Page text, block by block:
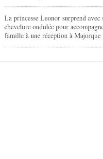
La princesse Leonor surprend avec
chevelure ondulée pour
famille à une réception à Majorque